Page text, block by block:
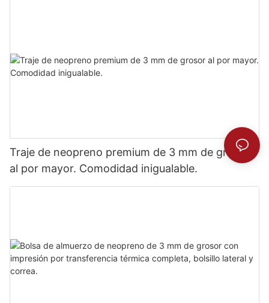
Traje de neopreno premium de 3 mm de grosor
al por mayor. Comodidad inigualable.